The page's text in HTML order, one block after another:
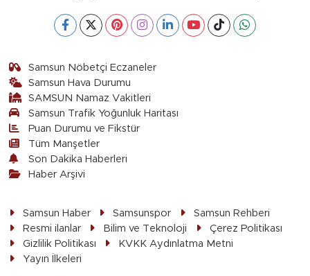
Samsun Nöbetçi Eczaneler
Samsun Hava Durumu
SAMSUN Namaz Vakitleri
Samsun Trafik Yoğunluk Haritası
Puan Durumu ve Fikstür
Tüm Manşetler
Son Dakika Haberleri
Haber Arşivi
Samsun Haber Samsunspor
Samsun Rehberi
Resmi ilanlar
Bilim ve Teknoloji
Çerez Politikası
Gizlilik Politikası
KVKK Aydınlatma Metni
Yayın İlkeleri